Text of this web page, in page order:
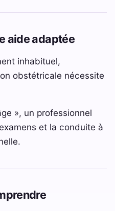
aide adaptée
inhabituel,
obstétricale nécessite
», un professionnel
et la conduite à